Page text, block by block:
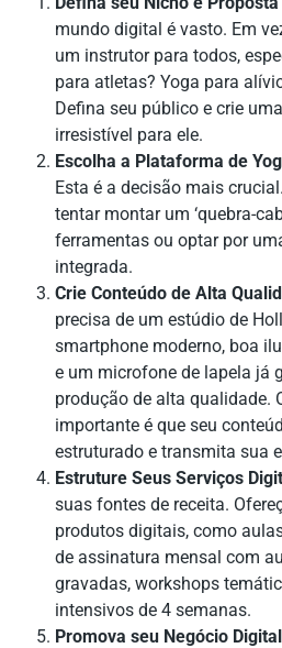
mundo digital é vasto. Em
um instrutor para todos,
para atletas? Yoga para
Defina seu público e crie
irresistível para ele.
Escolha a Plataforma de
Esta é a decisão mais
tentar montar um ‘quebra-
ferramentas ou optar por
integrada.
Crie Conteúdo de Alta
precisa de um estúdio de
smartphone moderno, boa
e um microfone de lapela já
produção de alta qualidade.
importante é que seu
estruturado e transmita sua
Estruture Seus Serviços
suas fontes de receita.
produtos digitais, como
de assinatura mensal com
gravadas, workshops
intensivos de 4 semanas.
Promova seu Negócio